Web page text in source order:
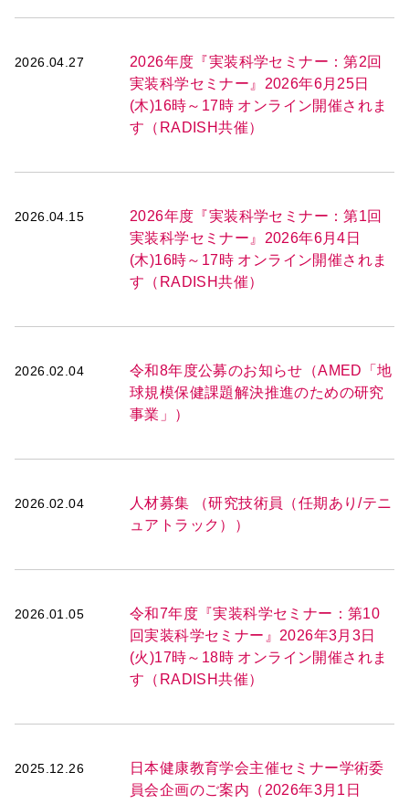
2026.04.27
2026年度『実装科学セミナー：第2回
実装科学セミナー』2026年6月25日
(木)16時～17時 オンライン開催されま
す（RADISH共催）
2026.04.15
2026年度『実装科学セミナー：第1回
実装科学セミナー』2026年6月4日
(木)16時～17時 オンライン開催されま
す（RADISH共催）
2026.02.04
令和8年度公募のお知らせ（AMED「地
球規模保健課題解決推進のための研究
事業」）
2026.02.04
人材募集 （研究技術員（任期あり/テニ
ュアトラック））
2026.01.05
令和7年度『実装科学セミナー：第10
回実装科学セミナー』2026年3月3日
(火)17時～18時 オンライン開催されま
す（RADISH共催）
2025.12.26
日本健康教育学会主催セミナー学術委
員会企画のご案内（2026年3月1日